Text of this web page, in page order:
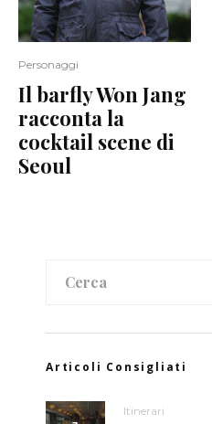
Personaggi
Il barfly Won Jang
racconta la
cocktail scene di
Seoul
Articoli Consigliati
Itinerari